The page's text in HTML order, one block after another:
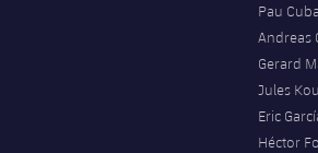
Pau
Andreas
Gerard
Jules
Eric
Héctor